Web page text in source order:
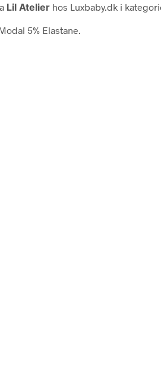
Lil Atelier hos Luxbaby.dk i
5% Elastane.